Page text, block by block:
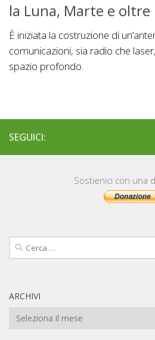
la Luna, Marte e oltre
È iniziata la costruzione di
comunicazioni, sia radio che
spazio profondo.
SEGUICI:
Sostienici con una
Ricerca
per:
ARCHIVI
Archivi